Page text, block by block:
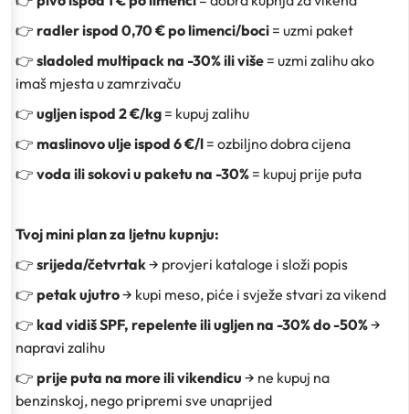
👉 radler ispod 0,70 € po limenci/boci = uzmi paket
👉 sladoled multipack na -30% ili više = uzmi zalihu ako
imaš mjesta u zamrzivaču
👉 ugljen ispod 2 €/kg = kupuj zalihu
👉 maslinovo ulje ispod 6 €/l = ozbiljno dobra cijena
👉 voda ili sokovi u paketu na -30% = kupuj prije puta
Tvoj mini plan za ljetnu kupnju:
👉 srijeda/četvrtak→ provjeri kataloge i složi popis
👉 petak ujutro→ kupi meso, piće i svježe stvari za vikend
👉 kad vidiš SPF, repelente ili ugljen na -30% do -50%→
napravi zalihu
👉 prije puta na more ili vikendicu → ne kupuj na
benzinskoj, nego pripremi sve unaprijed